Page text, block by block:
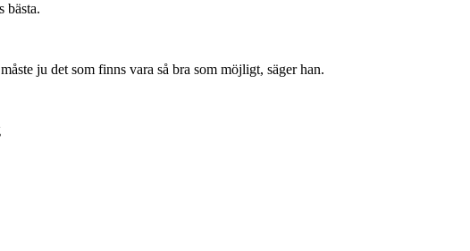
bästa.
ju det som finns vara så bra som möjligt, säger han.